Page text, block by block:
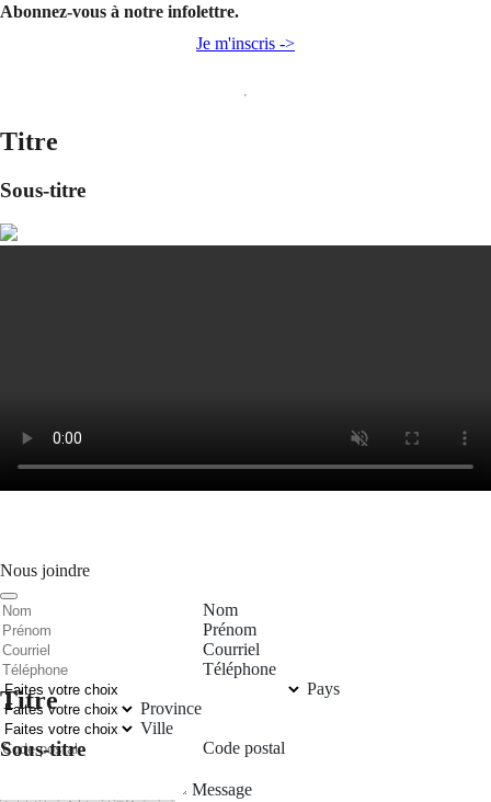
Abonnez-vous à notre infolettre.
Je m'inscris ->
Titre
Sous-titre
Titre
Sous-titre
Nous joindre
Nom
Prénom
Courriel
Téléphone
Pays
Province
Ville
Code postal
Message